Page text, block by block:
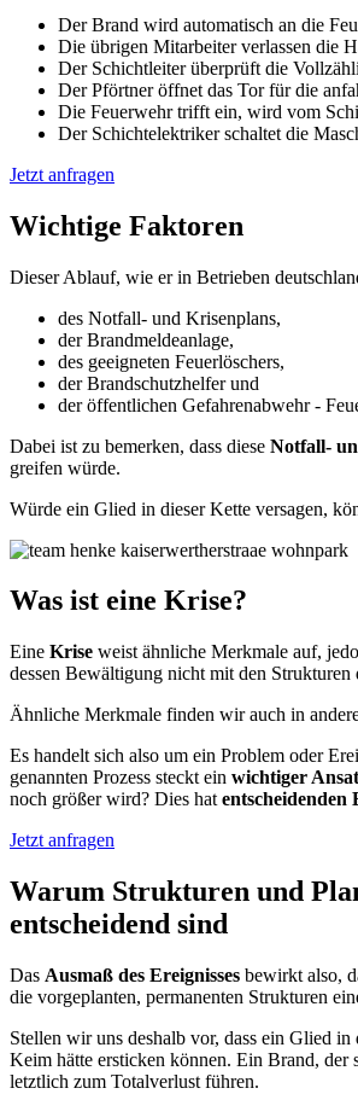
Der Brand wird automatisch an die
Die übrigen Mitarbeiter verlassen die
Der Schichtleiter überprüft die
Der Pförtner öffnet das Tor für die
Die Feuerwehr trifft ein, wird vom
Der Schichtelektriker schaltet die
Jetzt anfragen
Wichtige Faktoren
Dieser Ablauf, wie er in Betrieben
des Notfall- und Krisenplans,
der Brandmeldeanlage,
des geeigneten Feuerlöschers,
der Brandschutzhelfer und
der öffentlichen Gefahrenabwehr -
Dabei ist zu bemerken, dass diese Notfall-
greifen würde.
Würde ein Glied in dieser Kette versagen,
Was ist eine Krise?
Eine Krise weist ähnliche Merkmale auf,
dessen Bewältigung nicht mit den
Ähnliche Merkmale finden wir auch in
Es handelt sich also um ein Problem oder
genannten Prozess steckt ein wichtiger
noch größer wird? Dies hat entscheidenden
Jetzt anfragen
Warum Strukturen und
entscheidend sind
Das Ausmaß des Ereignisses bewirkt also,
die vorgeplanten, permanenten Strukturen
Stellen wir uns deshalb vor, dass ein Glied in
Keim hätte ersticken können. Ein Brand, der
letztlich zum Totalverlust führen.